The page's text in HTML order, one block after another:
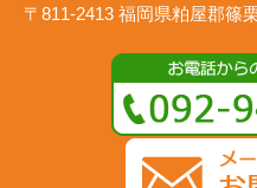
〒811-2413 福岡県粕屋郡篠